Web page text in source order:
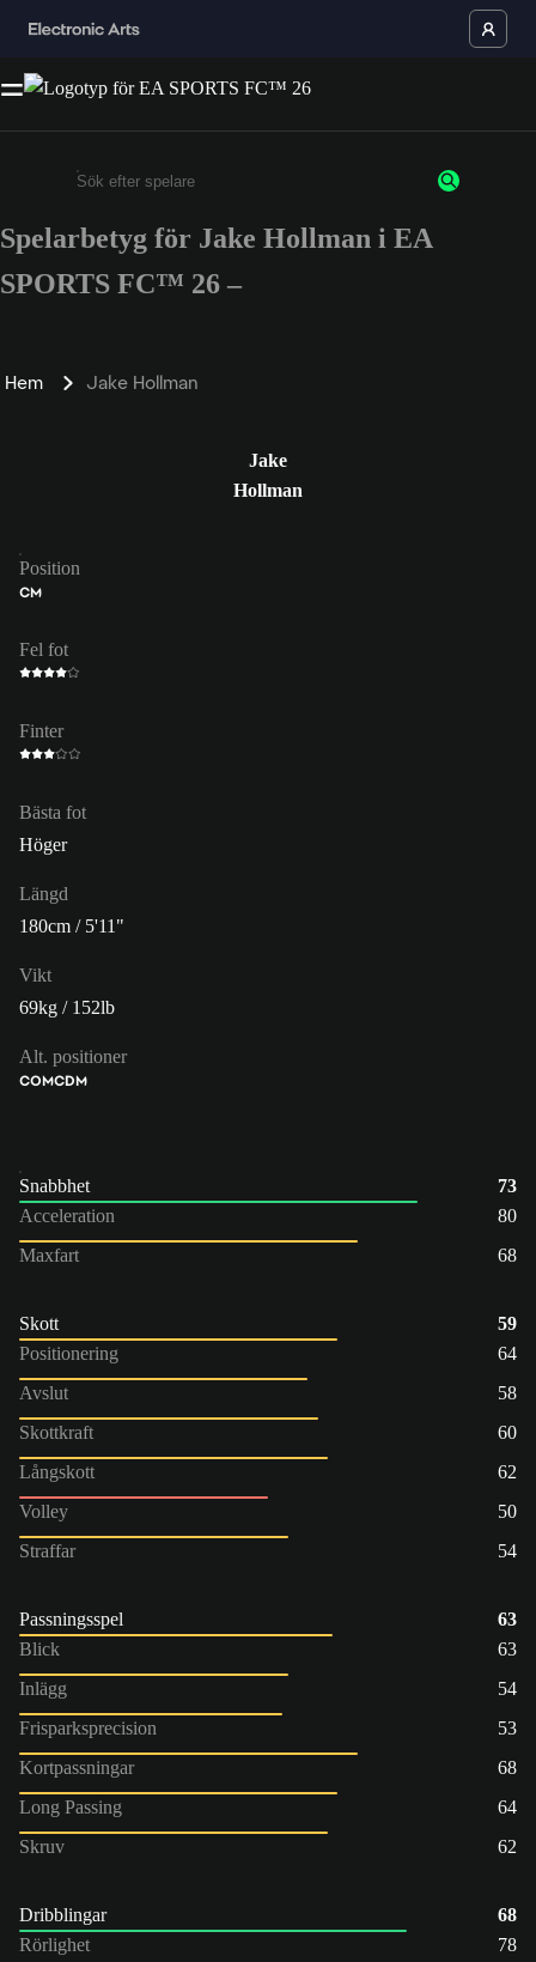
Ange minst 3 tecken eller siffror
Spelarbetyg för Jake Hollman i EA
SPORTS FC™ 26 –
Hem Jake Hollman
Jake
Hollman
Position
CM
Fel fot
Finter
Bästa fot
Höger
Längd
180cm / 5'11"
Vikt
69kg / 152lb
Alt. positioner
COMCDM
Snabbhet
73
Acceleration
80
Maxfart
68
Skott
59
Positionering
64
Avslut
58
Skottkraft
60
Långskott
62
Volley
50
Straffar
54
Passningsspel
63
Blick
63
Inlägg
54
Frisparksprecision
53
Kortpassningar
68
Long Passing
64
Skruv
62
Dribblingar
68
Rörlighet
78